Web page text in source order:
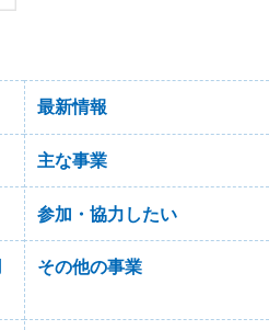
最新情報
主な事業
参加・協力したい
その他の事業